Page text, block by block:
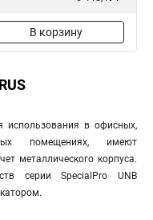
В корзину
использования в офисных,
помещениях, имеют
металлического корпуса.
серии SpecialPro UNB